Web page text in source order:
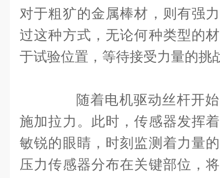
对于粗犷的金属棒材，则有强
过这种方式，无论何种类型的
于试验位置，等待接受力量的挑
随着电机驱动丝杆开始
施加拉力。此时，传感器发挥
敏锐的眼睛，时刻监测着力量
压力传感器分布在关键部位，